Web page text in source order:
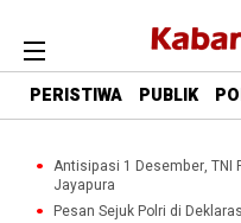
PERISTIWA PUBLIK
Antisipasi 1 Desember, TNI
Jayapura
Pesan Sejuk Polri di